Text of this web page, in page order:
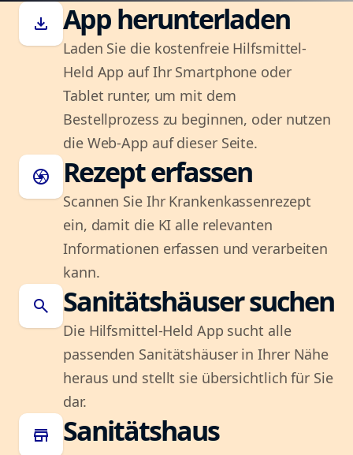
download App herunterladen
Laden Sie die kostenfreie Hilfsmittel-
Held App auf Ihr Smartphone oder
Tablet runter, um mit dem
Bestellprozess zu beginnen, oder nutzen
die Web-App auf dieser Seite.
camera Rezept erfassen
Scannen Sie Ihr Krankenkassenrezept
ein, damit die KI alle relevanten
Informationen erfassen und verarbeiten
kann.
search Sanitätshäuser suchen
Die Hilfsmittel-Held App sucht alle
passenden Sanitätshäuser in Ihrer Nähe
heraus und stellt sie übersichtlich für Sie
dar.
store
Sanitätshaus